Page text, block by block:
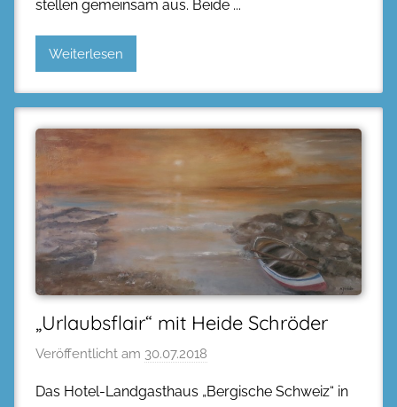
stellen gemeinsam aus. Beide
Weiterlesen
„Urlaubsflair“ mit Heide Schröder
Veröffentlicht am 30.07.2018
Das Hotel-Landgasthaus „Bergische Schweiz“ in